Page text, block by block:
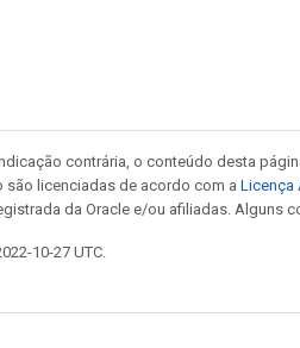
contrária, o conteúdo desta
são licenciadas de acordo com a Licença
da Oracle e/ou afiliadas. Alguns
10-27 UTC.